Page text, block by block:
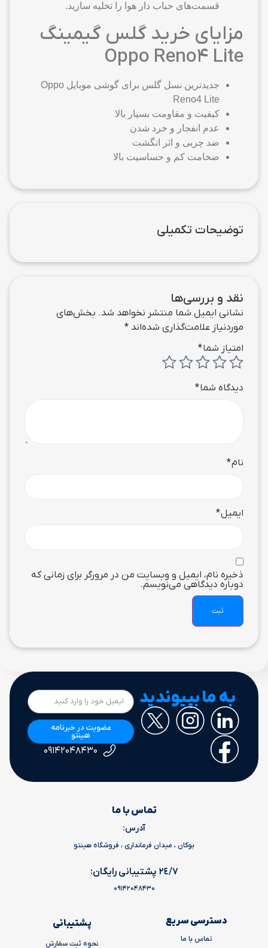
قسمت‌های حباب دار هوا را تخلیه سازید.
مزایای خرید گلس گیمینگ
Oppo Reno4 Lite
جدیدترین نسل گلس برای گوشی موبایل Oppo
Reno4 Lite
کیفیت و مقاومت بسیار بالا
عدم انفجار و خرد شدن
ضد چربی و اثر انگشت
ضخامت کم و حساسیت بالا
توضیحات تکمیلی
نقد و بررسی‌ها
نشانی ایمیل شما منتشر نخواهد شد. بخش‌های
موردنیاز علامت‌گذاری شده‌اند *
امتیاز شما*
دیدگاه شما*
نام*
ایمیل*
ذخیره نام، ایمیل و وبسایت من در مرورگر برای زمانی که
دوباره دیدگاهی می‌نویسم.
به ما بپیوندید
عضویت در خبرنامه
هینتو
۰۹۱۴۲۰۴۸۴۳۰
تماس با ما
آدرس:
بوکان ، میدان فرمانداری ، فروشگاه هینتو
٢٤/٧ پشتیبانی رایگان:
09142048430
دسترسی سریع
تماس با ما
پشتیبانی
نحوه ثبت سفارش